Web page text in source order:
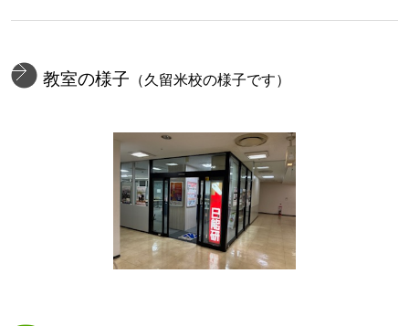
教室の様子 （久留米校の様子です）